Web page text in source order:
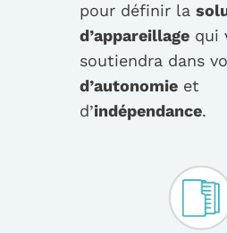
pour définir la
d’appareillage qui
soutiendra dans
d’autonomie et
d’indépendance.